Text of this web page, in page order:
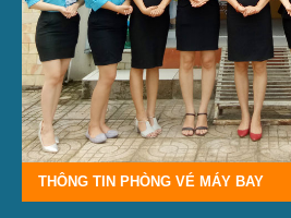
THÔNG TIN PHÒNG VÉ MÁY BAY